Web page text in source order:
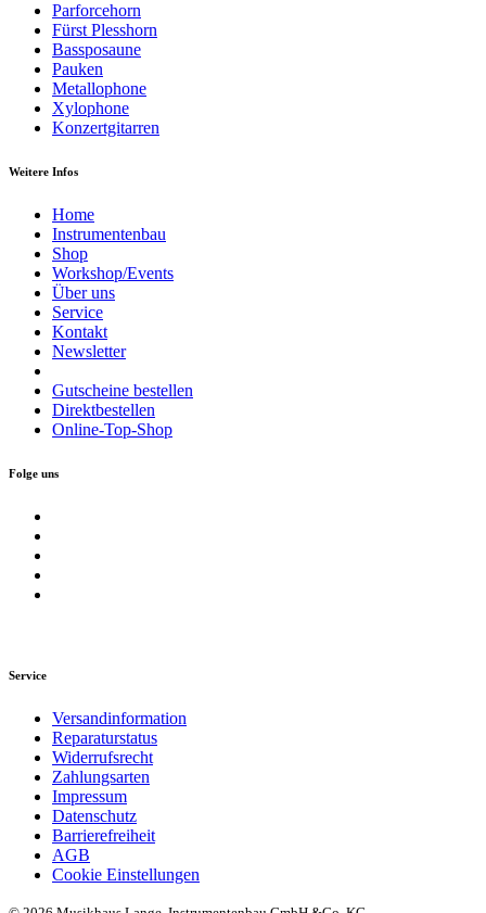
Parforcehorn
Fürst Plesshorn
Bassposaune
Pauken
Metallophone
Xylophone
Konzertgitarren
Weitere Infos
Home
Instrumentenbau
Shop
Workshop/Events
Über uns
Service
Kontakt
Newsletter
Gutscheine bestellen
Direktbestellen
Online-Top-Shop
Folge uns
Service
Versandinformation
Reparaturstatus
Widerrufsrecht
Zahlungsarten
Impressum
Datenschutz
Barrierefreiheit
AGB
Cookie Einstellungen